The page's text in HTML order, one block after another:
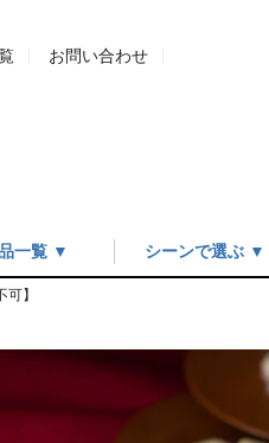
お問い合わせ
一覧 ▼ シーンで選ぶ ▼
】